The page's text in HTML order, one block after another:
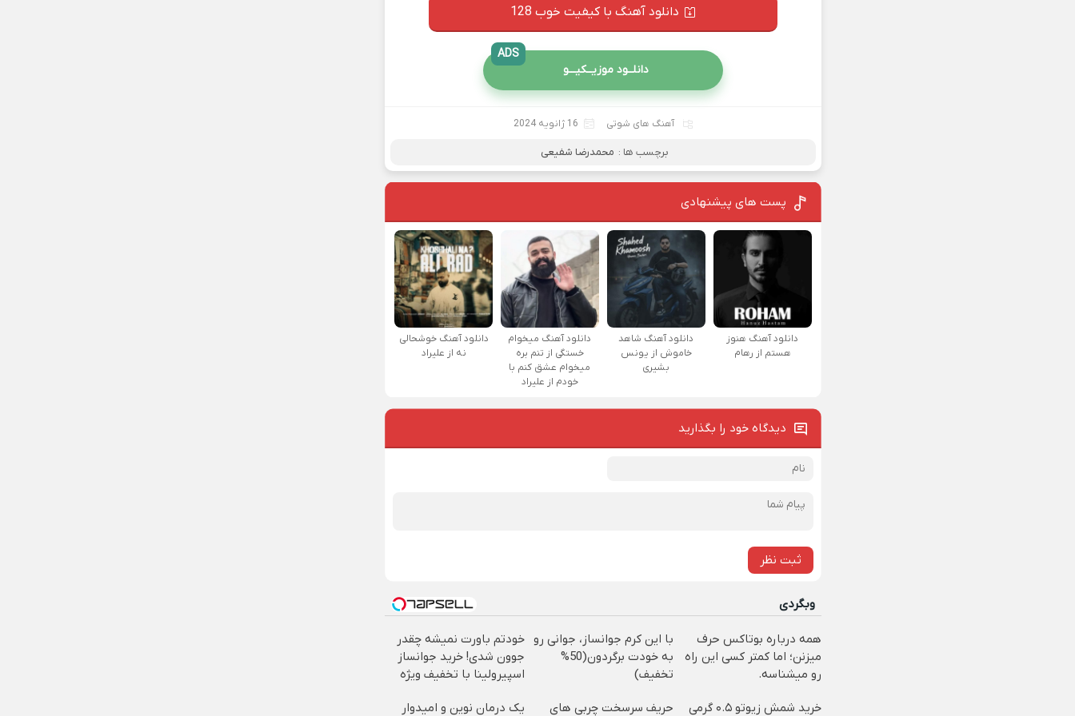
دانلود آهنگ با کیفیت خوب 128
دانلــود موزیــکیـــو
ADS
آهنگ های شوتی 16 ژانویه 2024
برچسب ها : محمدرضا شفیعی
پست های پیشنهادی
دانلود آهنگ هنوز
هستم از رهام
دانلود آهنگ شاهد
خاموش از یونس
بشیری
دانلود آهنگ میخوام
خستگی از تنم بره
میخوام عشق کنم با
خودم از علیراد
دانلود آهنگ خوشحالی
نه از علیراد
دیدگاه خود را بگذارید
ثبت نظر
وبگردی
همه درباره بوتاکس حرف
میزنن؛ اما کمتر کسی این راه
رو میشناسه.
با این کرم جوانساز، جوانی رو
به خودت برگردون(50%
تخفیف)
خودتم باورت نمیشه چقدر
جوون شدی! خرید جوانساز
اسپیرولینا با تخفیف ویژه
خرید شمش زیوتو ۰.۵ گرمی حریف سرسخت چربی های یک درمان نوین و امیدوار